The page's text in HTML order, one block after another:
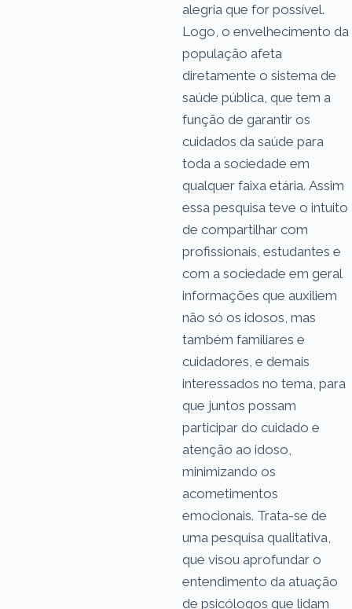
alegria que for possível.
Logo, o envelhecimento da
população afeta
diretamente o sistema de
saúde pública, que tem a
função de garantir os
cuidados da saúde para
toda a sociedade em
qualquer faixa etária. Assim
essa pesquisa teve o intuito
de compartilhar com
profissionais, estudantes e
com a sociedade em geral
informações que auxiliem
não só os idosos, mas
também familiares e
cuidadores, e demais
interessados no tema, para
que juntos possam
participar do cuidado e
atenção ao idoso,
minimizando os
acometimentos
emocionais. Trata-se de
uma pesquisa qualitativa,
que visou aprofundar o
entendimento da atuação
de psicólogos que lidam